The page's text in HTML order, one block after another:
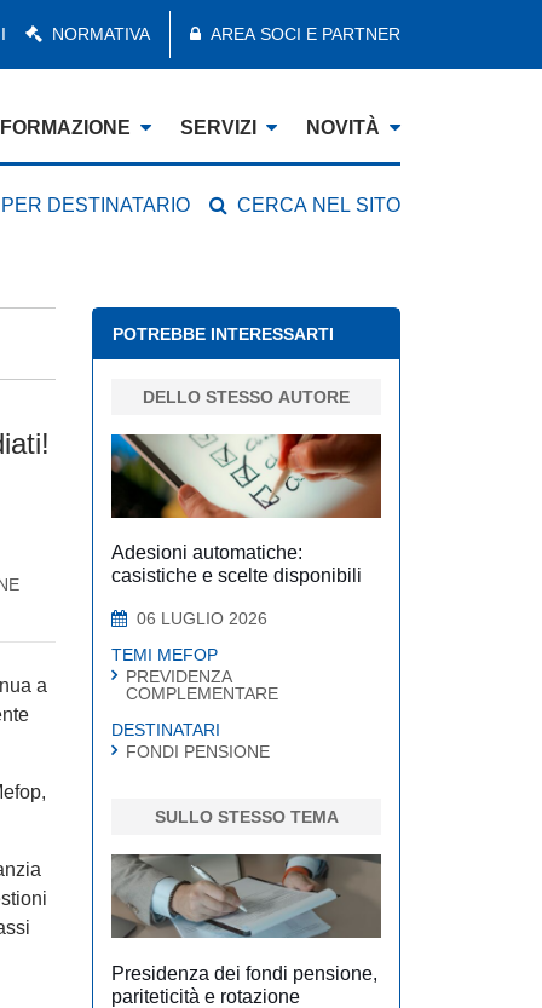
NORMATIVA AREA SOCI E PARTNER
FORMAZIONE SERVIZI NOVITÀ
DESTINATARIO CERCA NEL SITO
a
POTREBBE INTERESSARTI
DELLO STESSO AUTORE
Adesioni automatiche:
casistiche e scelte disponibili
06 LUGLIO 2026
TEMI MEFOP
PREVIDENZA
COMPLEMENTARE
DESTINATARI
FONDI PENSIONE
SULLO STESSO TEMA
Presidenza dei fondi pensione,
pariteticità e rotazione